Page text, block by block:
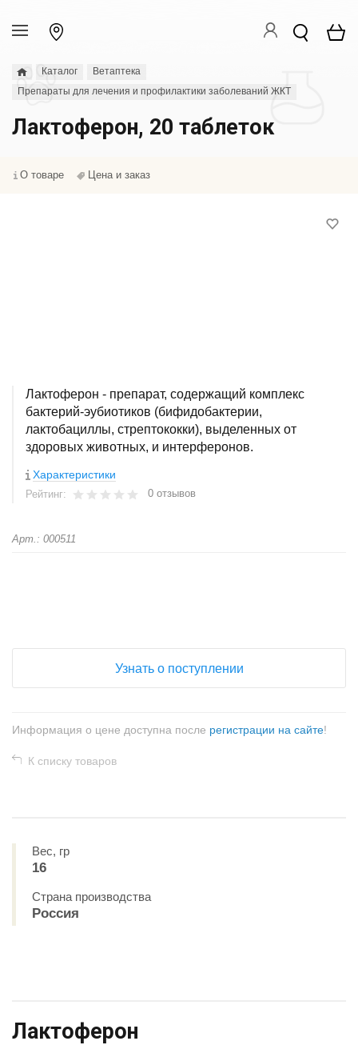
Каталог
Ветаптека
Препараты для лечения и профилактики заболеваний ЖКТ
Лактоферон, 20 таблеток
О товаре Цена и заказ
Лактоферон - препарат, содержащий комплекс
бактерий-эубиотиков (бифидобактерии,
лактобациллы, стрептококки), выделенных от
здоровых животных, и интерферонов.
Характеристики
Рейтинг: 0 отзывов
Арт.: 000511
Узнать о поступлении
Информация о цене доступна после регистрации на сайте!
К списку товаров
Вес, гр
16
Страна производства
Россия
Лактоферон